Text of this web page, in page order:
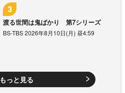
渡る世間は鬼ばかり 第7シリーズ
BS-TBS 2026年8月10日(月) 昼4:59
もっと見る